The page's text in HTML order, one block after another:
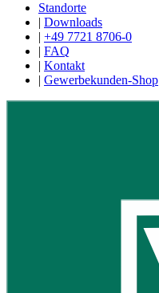
Standorte
| Downloads
| +49 7721 8706-0
| FAQ
| Kontakt
| Gewerbekunden-Shop